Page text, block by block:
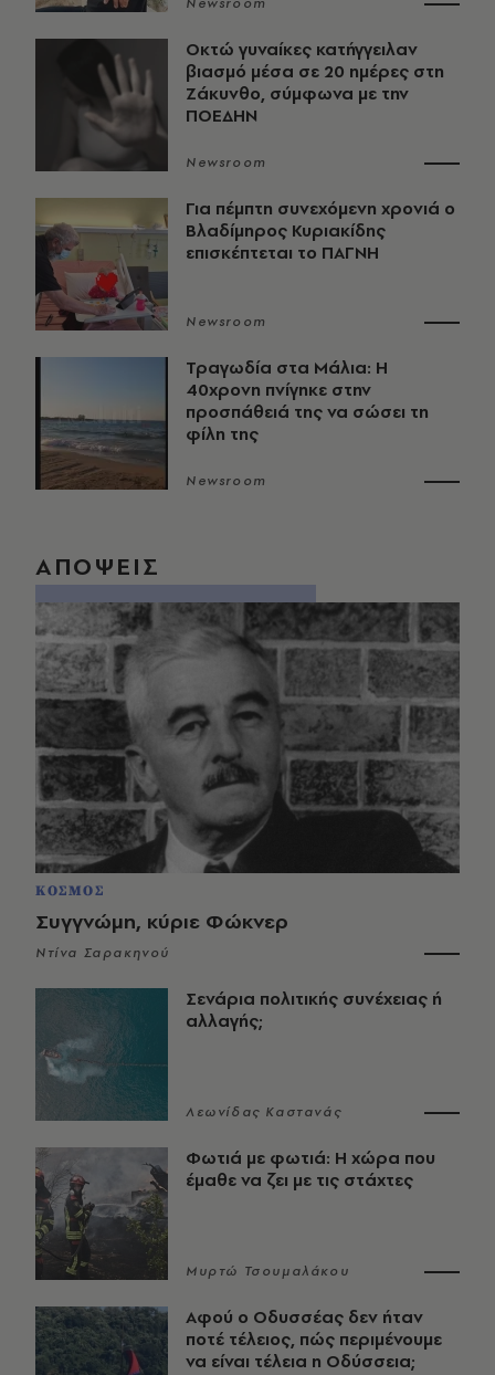
Οκτώ γυναίκες κατήγγειλαν
βιασμό μέσα σε 20 ημέρες στη
Ζάκυνθο, σύμφωνα με την
ΠΟΕΔΗΝ
Newsroom
Για πέμπτη συνεχόμενη χρονιά ο
Βλαδίμηρος Κυριακίδης
επισκέπτεται το ΠΑΓΝΗ
Newsroom
Τραγωδία στα Μάλια: Η
40χρονη πνίγηκε στην
προσπάθειά της να σώσει τη
φίλη της
Newsroom
ΑΠΟΨΕΙΣ
ΚΟΣΜΟΣ
Συγγνώμη, κύριε Φώκνερ
Ντίνα Σαρακηνού
Σενάρια πολιτικής συνέχειας ή
αλλαγής;
Λεωνίδας Καστανάς
Φωτιά με φωτιά: Η χώρα που
έμαθε να ζει με τις στάχτες
Μυρτώ Τσουμαλάκου
Αφού ο Οδυσσέας δεν ήταν
ποτέ τέλειος, πώς περιμένουμε
να είναι τέλεια η Οδύσσεια;